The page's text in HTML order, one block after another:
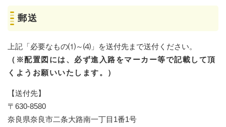
郵送
上記「必要なもの⑴～⑷」を送付先まで送付ください。
（※配置図には、必ず進入路をマーカー等で記載して頂
くようお願いいたします。）
【送付先】
〒630-8580
奈良県奈良市二条大路南一丁目1番1号